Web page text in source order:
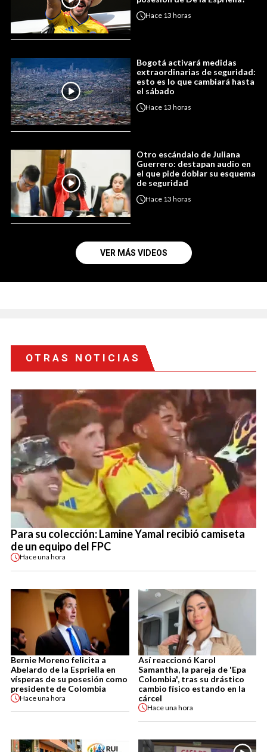
Hace 13 horas
Bogotá activará medidas
extraordinarias de seguridad:
esto es lo que cambiará hasta
el sábado
Hace 13 horas
Otro escándalo de Juliana
Guerrero: destapan audio en
el que pide doblar su esquema
de seguridad
Hace 13 horas
VER MÁS VIDEOS
OTRAS NOTICIAS
Para su colección: Lamine Yamal recibió camiseta
de un equipo del FPC
Haceuna hora
Bernie Moreno felicita a
Abelardo de la Espriella en
vísperas de su posesión como
presidente de Colombia
Haceuna hora
Así reaccionó Karol
Samantha, la pareja de 'Epa
Colombia', tras su drástico
cambio físico estando en la
cárcel
Haceuna hora